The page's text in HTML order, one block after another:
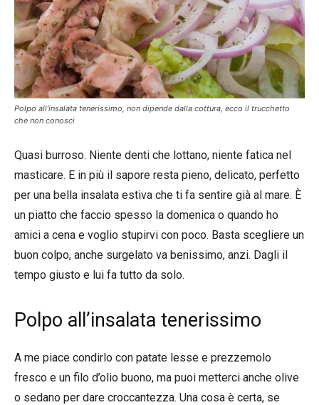
Polpo all’insalata tenerissimo, non dipende dalla cottura, ecco il trucchetto
che non conosci
Quasi burroso. Niente denti che lottano, niente fatica nel
masticare. E in più il sapore resta pieno, delicato, perfetto
per una bella insalata estiva che ti fa sentire già al mare. È
un piatto che faccio spesso la domenica o quando ho
amici a cena e voglio stupirvi con poco. Basta scegliere un
buon colpo, anche surgelato va benissimo, anzi. Dagli il
tempo giusto e lui fa tutto da solo.
Polpo all’insalata tenerissimo
A me piace condirlo con patate lesse e prezzemolo
fresco e un filo d’olio buono, ma puoi metterci anche olive
o sedano per dare croccantezza. Una cosa è certa, se